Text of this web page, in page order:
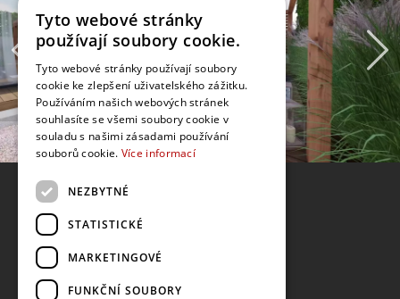
Tyto webové stránky
používají soubory cookie.
Tyto webové stránky používají soubory
cookie ke zlepšení uživatelského zážitku.
Používáním našich webových stránek
souhlasíte se všemi soubory cookie v
souladu s našimi zásadami používání
souborů cookie. Více informací
NEZBYTNÉ
STATISTICKÉ
MARKETINGOVÉ
FUNKČNÍ SOUBORY